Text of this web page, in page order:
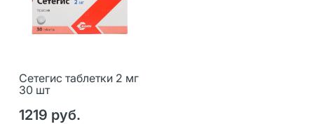
Сетегис таблетки 2 мг
30 шт
1219 руб.